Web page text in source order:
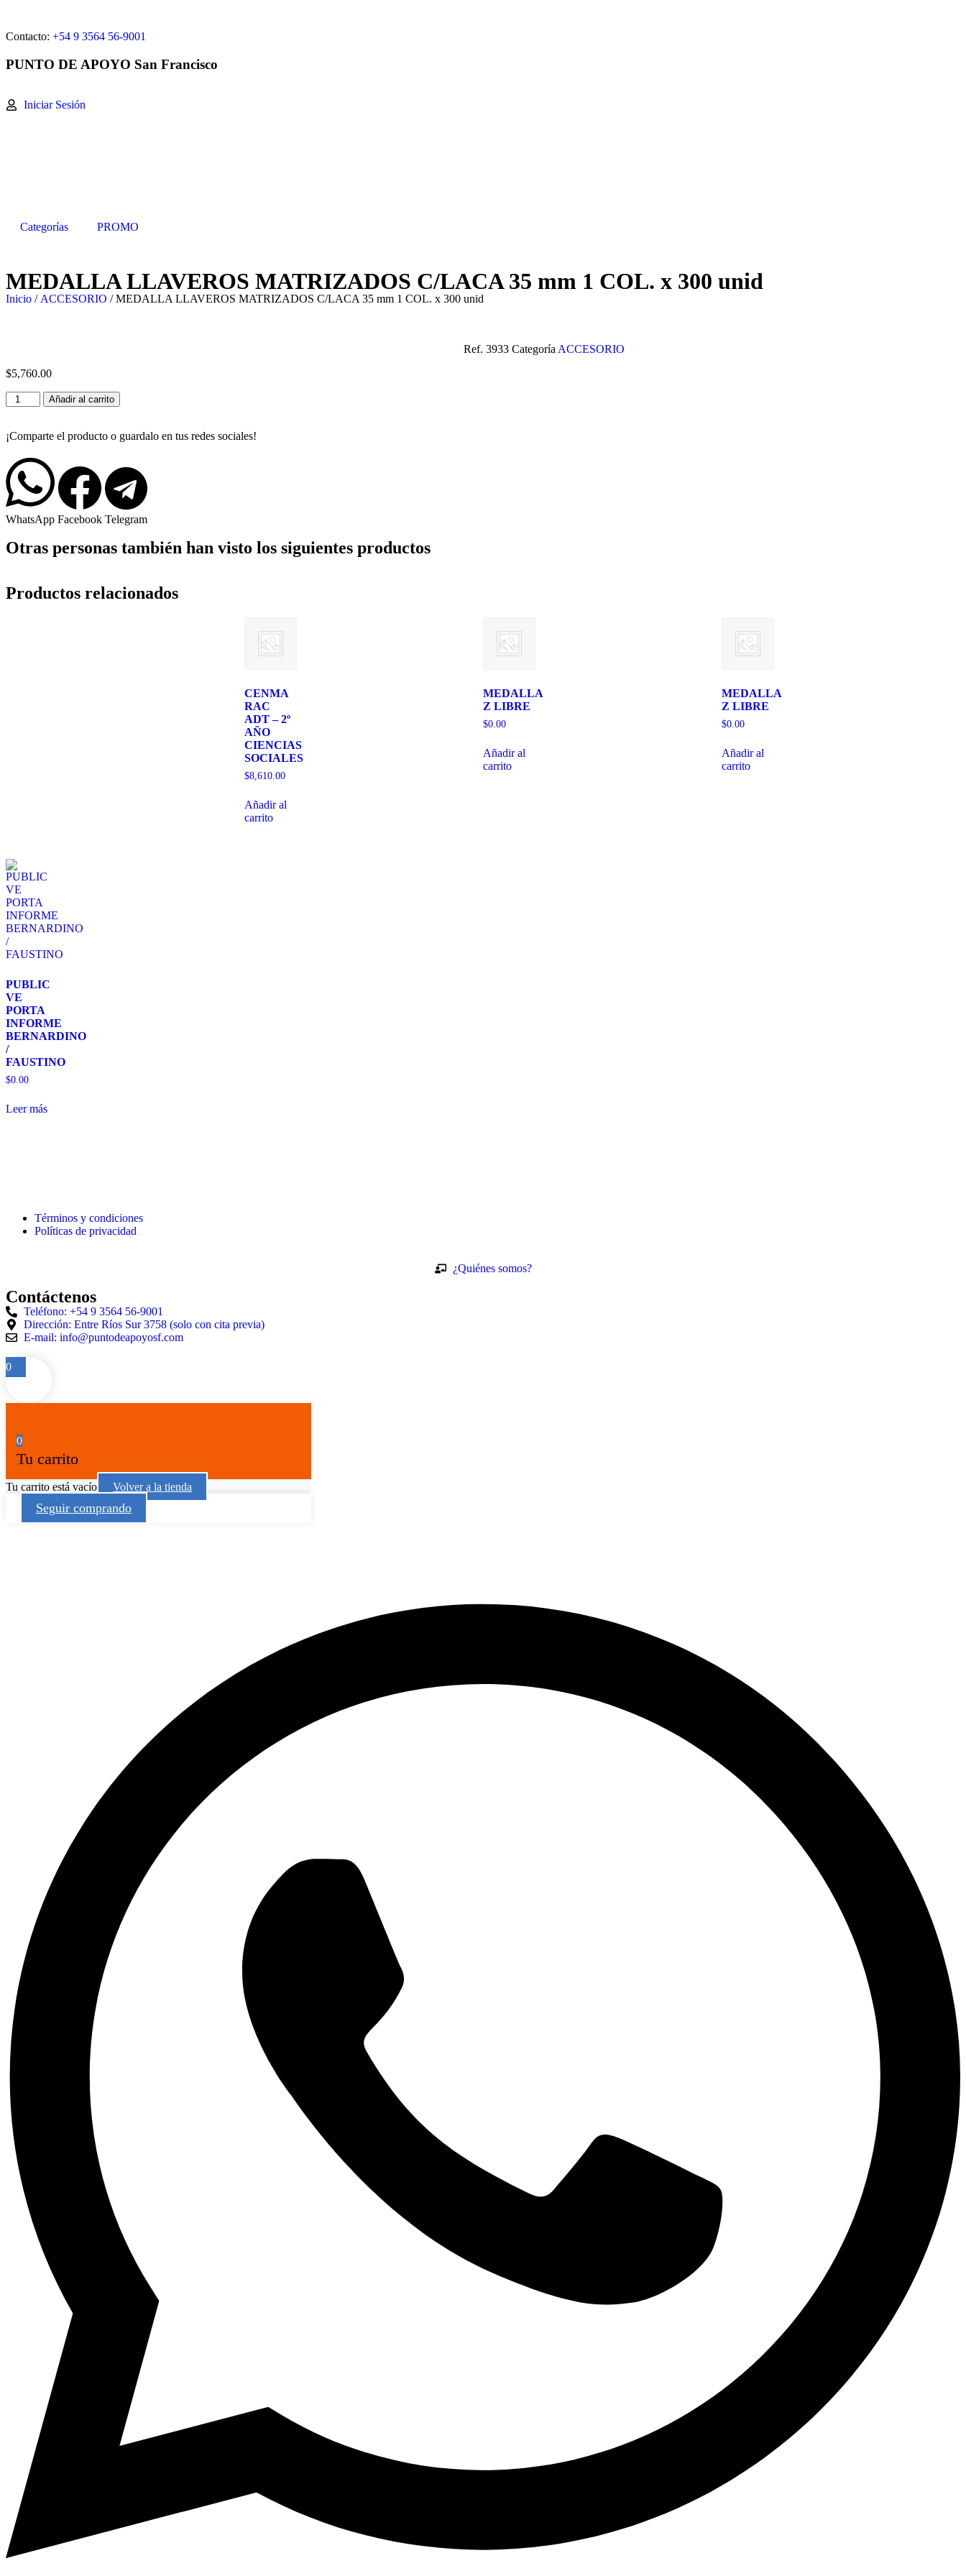
Contacto: +54 9 3564 56-9001
PUNTO DE APOYO San Francisco
Iniciar Sesión
Categorías PROMO
MEDALLA LLAVEROS MATRIZADOS C/LACA 35 mm 1 COL. x 300 unid
Inicio /ACCESORIO / MEDALLA LLAVEROS MATRIZADOS C/LACA 35 mm 1 COL. x 300 unid
Ref.3933Categoría ACCESORIO
$5,760.00
Añadir al carrito
¡Comparte el producto o guardalo en tus redes sociales!
WhatsApp Facebook Telegram
Otras personas también han visto los siguientes productos
Productos relacionados
CENMA
RAC
ADT – 2º
AÑO
CIENCIAS
SOCIALES
$8,610.00
Añadir al
carrito
MEDALLA
Z LIBRE
$0.00
Añadir al
carrito
MEDALLA
Z LIBRE
$0.00
Añadir al
carrito
PUBLIC
VE
PORTA
INFORME
BERNARDINO
/
FAUSTINO
$0.00
Leer más
Términos y condiciones
Políticas de privacidad
¿Quiénes somos?
Contáctenos
Teléfono: +54 9 3564 56-9001
Dirección: Entre Ríos Sur 3758 (solo con cita previa)
E-mail: info@puntodeapoyosf.com
0
0
Tu carrito
Tu carrito está vacío Volver a la tienda
Seguir comprando